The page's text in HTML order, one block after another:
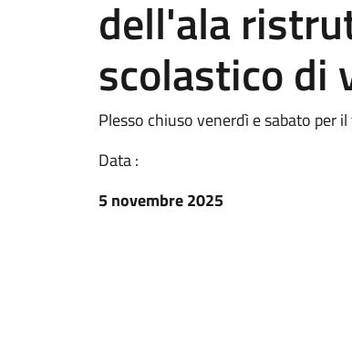
dell'ala
scolastico di
Plesso chiuso venerdì e sabato per
Data :
5 novembre 2025